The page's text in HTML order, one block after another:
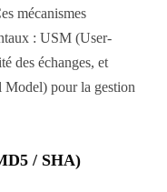
mécanismes
: USM (User-
des échanges, et
pour la gestion
/ SHA)